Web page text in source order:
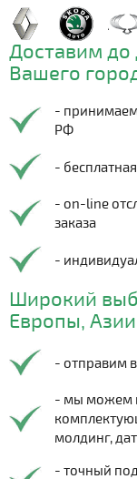
Доставим до
Вашего
-
РФ
-
- on-line
заказа
-
Широкий
Европы,
- отправим
- мы можем
молдинг,
- точный